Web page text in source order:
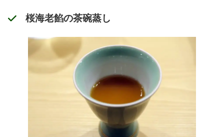
桜海老餡の茶碗蒸し